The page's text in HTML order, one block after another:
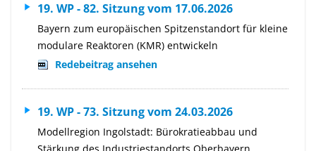
19. WP - 82. Sitzung vom 17.06.2026
Bayern zum europäischen Spitzenstandort für kleine
modulare Reaktoren (KMR) entwickeln
Redebeitrag ansehen
19. WP - 73. Sitzung vom 24.03.2026
Modellregion Ingolstadt: Bürokratieabbau und